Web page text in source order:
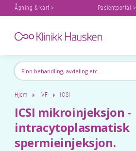
Åpning & kart > Pasientportal >
Hjem IVF ICSI
ICSI mikroinjeksjon -
intracytoplasmatisk
spermieinjeksjon.